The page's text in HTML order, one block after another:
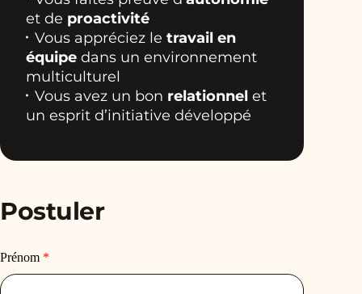
et de proactivité
Vous appréciez le travail en
équipe dans un environnement
multiculturel
Vous avez un bon relationnel et
un esprit d’initiative développé
Postuler